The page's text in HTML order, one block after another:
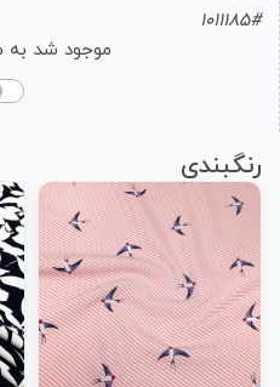
1011185#
موجود شد به
رنگبندی